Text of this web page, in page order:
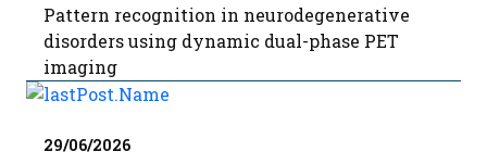
Pattern recognition in neurodegenerative
disorders using dynamic dual-phase PET
imaging
29/06/2026